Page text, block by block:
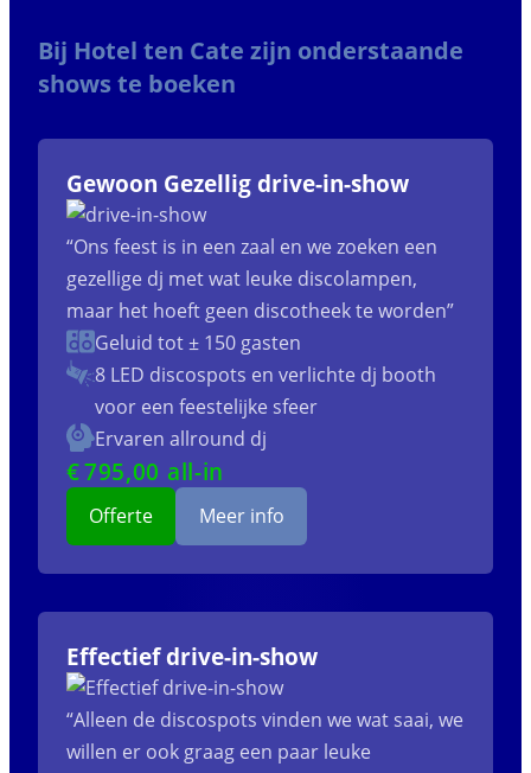
Bij Hotel ten Cate zijn onderstaande
shows te boeken
Gewoon Gezellig drive-in-show
“Ons feest is in een zaal en we zoeken een
gezellige dj met wat leuke discolampen,
maar het hoeft geen discotheek te worden”
Geluid tot ± 150 gasten
8 LED discospots en verlichte dj booth
voor een feestelijke sfeer
Ervaren allround dj
€795,00 all-in
Offerte Meer info
Effectief drive-in-show
“Alleen de discospots vinden we wat saai, we
willen er ook graag een paar leuke